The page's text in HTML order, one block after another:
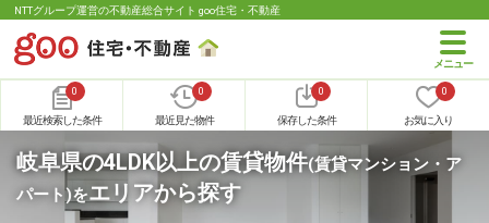
NTTグループ運営の不動産総合サイト goo住宅・不動産
0
最近検索した条件
0
最近見た物件
0
保存した条件
0
お気に入り
岐阜県の4LDK以上の賃貸物件(賃貸マンション・ア
パート)をエリアから探す